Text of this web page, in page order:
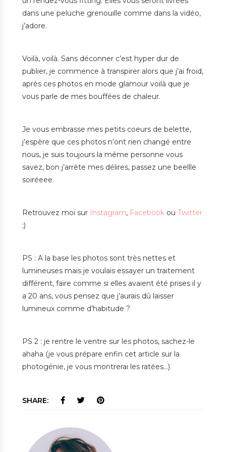
dans une peluche grenouille comme dans la vidéo,
j’adore.
Voilà, voilà. Sans déconner c’est hyper dur de
publier, je commence à transpirer alors que j’ai froid,
après ces photos en mode glamour voilà que je
vous parle de mes bouffées de chaleur.
Je vous embrasse mes petits coeurs de belette,
j’espère que ces photos n’ont rien changé entre
nous, je suis toujours la même personne vous
savez, bon j’arrête mes délires, passez une beellle
soiréeee.
Retrouvez moi sur Instagram, Facebook ou Twitter
;)
PS : A la base les photos sont très nettes et
lumineuses mais je voulais essayer un traitement
différent, faire comme si elles avaient été prises il y
a 20 ans, vous pensez que j’aurais dû laisser
lumineux comme d’habitude ?
PS 2 : je rentre le ventre sur les photos, sachez-le
ahaha (je vous prépare enfin cet article sur la
photogénie, je vous montrerai les ratées…)
SHARE: